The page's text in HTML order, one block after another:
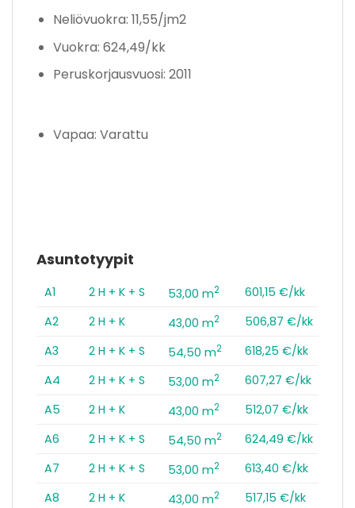
Asuntotyypit
A1 2 H + K + S 53,00 m2
601,15 €/kk
A2
2 H + K 43,00 m2
506,87 €/kk
A3
2 H + K + S 54,50 m2
618,25 €/kk
A4
2 H + K + S 53,00 m2
607,27 €/kk
A5
2 H + K 43,00 m2
512,07 €/kk
A6
2 H + K + S 54,50 m2
624,49 €/kk
A7
2 H + K + S 53,00 m2
613,40 €/kk
A8
2 H + K 43,00 m2
517,15 €/kk
Neliövuokra: 11,55/jm2
Vuokra: 624,49/kk
Peruskorjausvuosi: 2011
Vapaa: Varattu